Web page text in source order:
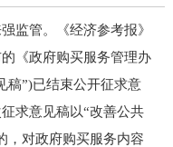
管。《经济参考报》
《政府购买服务管理办
稿”)已结束公开征求意
求意见稿以“改善公共
，对政府购买服务内容